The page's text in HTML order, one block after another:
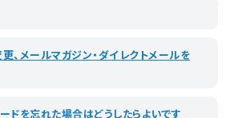
、メールマガジン・ダイレクトメールを
ドを忘れた場合はどうしたらよいです